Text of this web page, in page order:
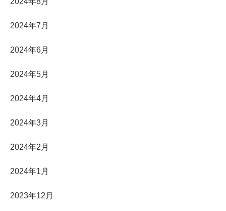
2024年7月
2024年6月
2024年5月
2024年4月
2024年3月
2024年2月
2024年1月
2023年12月